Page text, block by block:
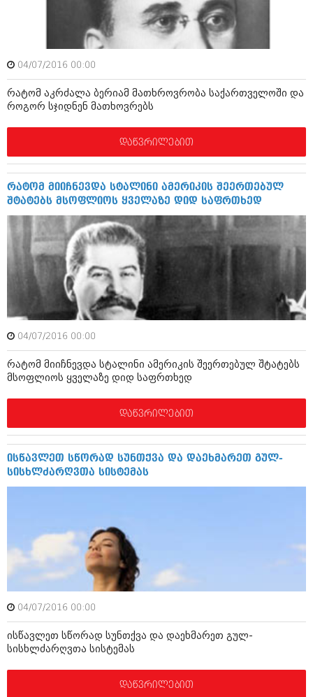
რომანი და დეტექტივი
შოუბიზნესი
დაიჯესტი
ისტორია
სხვადასხვა
არქივი
აგვისტო 2018 (162)
ივლისი 2018 (223)
ივნისი 2018 (244)
მაისი 2018 (211)
მარტი 2018 (256)
იანვარი 2018 (215)
დეკემბერი 2017 (243)
ნოემბერი 2017 (212)
ოქტომბერი 2017 (231)
სექტემბერი 2017 (261)
ივლისი 2017 (233)
ივნისი 2017 (265)
იანვარი 2017 (246)
დეკემბერი 2016 (207)
ნოემბერი 2016 (207)
ოქტომბერი 2016 (257)
სექტემბერი 2016 (224)
აგვისტო 2016 (258)
ივლისი 2016 (211)
ივნისი 2016 (221)
მაისი 2016 (261)
ქალი და მამაკაცი
ისტორია
ოქტომბერი 2020 (209)
სექტემბერი 2020 (204)
აგვისტო 2020 (249)
ივლისი 2020 (204)
ივნისი 2020 (249)
არქივის ზომის ნახვა
04/07/2016 00:00
რატომ აკრძალა ბერიამ მათხროვრობა საქართველოში და
როგორ სჯიდნენ მათხოვრებს
დაწვრილებით
რატომ მიიჩნევდა სტალინი ამერიკის შეერთებულ
შტატებს მსოფლიოს ყველაზე დიდ საფრთხედ
04/07/2016 00:00
რატომ მიიჩნევდა სტალინი ამერიკის შეერთებულ შტატებს
მსოფლიოს ყველაზე დიდ საფრთხედ
დაწვრილებით
ისწავლეთ სწორად სუნთქვა და დაეხმარეთ გულ-
სისხლძარღვთა სისტემას
04/07/2016 00:00
ისწავლეთ სწორად სუნთქვა და დაეხმარეთ გულ-
სისხლძარღვთა სისტემას
დაწვრილებით